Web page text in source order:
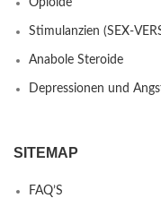
Opioide
Stimulanzien (SEX-
Anabole Steroide
Depressionen und
SITEMAP
FAQ’S